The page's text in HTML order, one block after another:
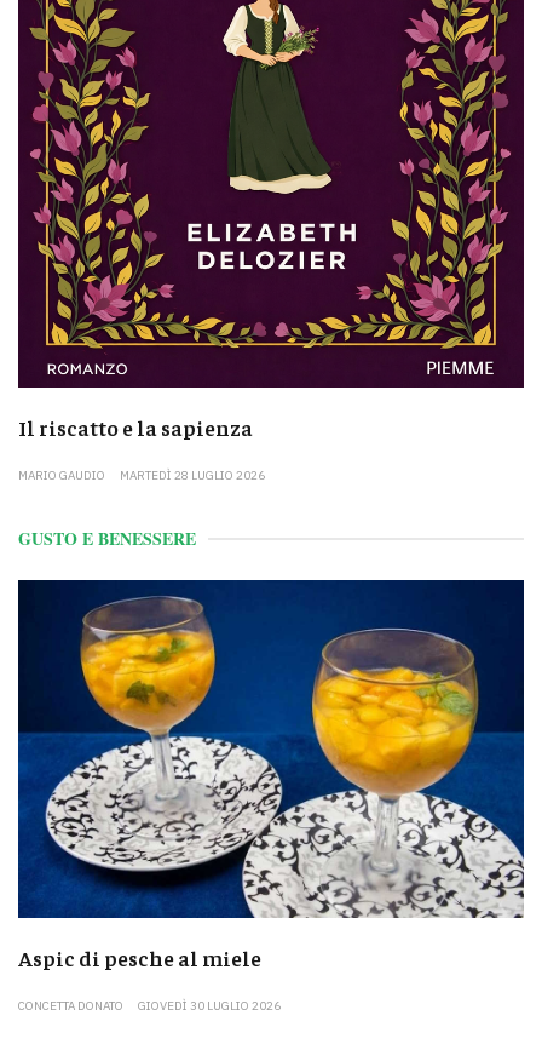
Il riscatto e la sapienza
MARIO GAUDIO MARTEDÌ 28 LUGLIO 2026
GUSTO E BENESSERE
Aspic di pesche al miele
CONCETTA DONATO GIOVEDÌ 30 LUGLIO 2026